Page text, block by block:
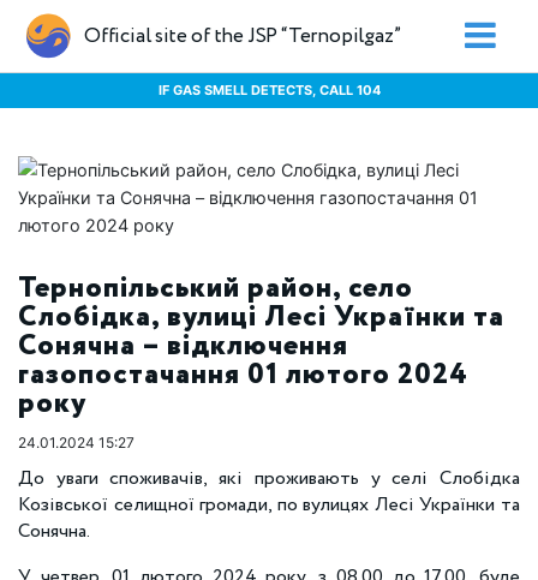
Official site of the JSP “Ternopilgaz”
IF GAS SMELL DETECTS, CALL 104
Тернопільський район, село
Слобідка, вулиці Лесі Українки та
Сонячна – відключення
газопостачання 01 лютого 2024
року
24.01.2024 15:27
До уваги споживачів, які проживають у селі Слобідка
Козівської селищної громади, по вулицях Лесі Українки та
Сонячна.